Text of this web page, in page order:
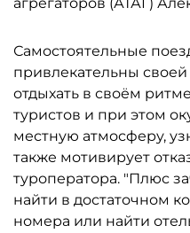
Самостоятельные
привлекательны
отдыхать в своём
туристов и при этом
местную атмосферу,
также мотивирует
туроператора. "Плюс
найти в достаточном
номера или найти